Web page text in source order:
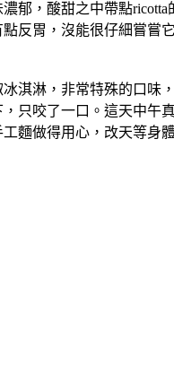
郁，酸甜之中帶點
反胃，沒能很仔細嘗嘗
淇淋，非常特殊的口味
只咬了一口。這天中午
麵做得用心，改天等身